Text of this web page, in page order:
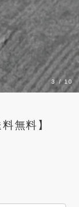
3 /10
無料】